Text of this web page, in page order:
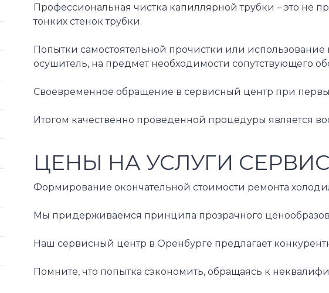
Профессиональная чистка капиллярной трубки – это не
тонких стенок трубки.
Попытки самостоятельной прочистки или
осушитель, на предмет необходимости сопутствующего
Своевременное обращение в сервисный центр при
Итогом качественно проведенной процедуры является
ЦЕНЫ НА УСЛУГИ
Формирование окончательной стоимости ремонта
Мы придерживаемся принципа прозрачного
Наш сервисный центр в Оренбурге предлагает
Помните, что попытка сэкономить, обращаясь к